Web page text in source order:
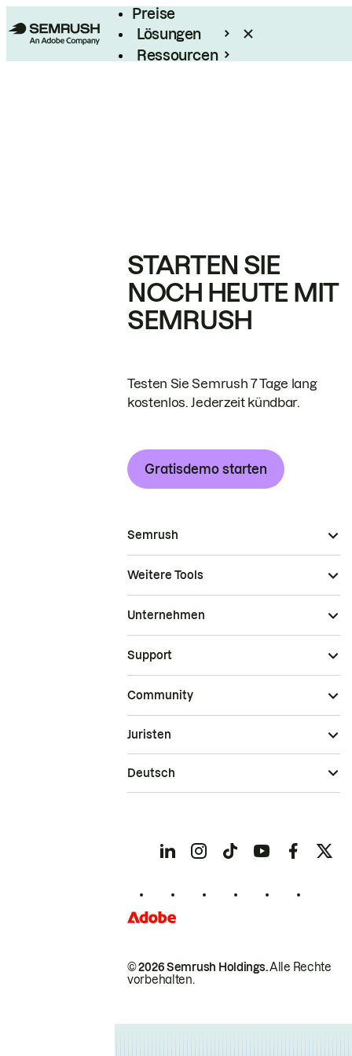
Preise
Lösungen
Ressourcen
STARTEN SIE
NOCH HEUTE MIT
SEMRUSH
Testen Sie Semrush 7 Tage lang
kostenlos. Jederzeit kündbar.
Gratisdemo starten
Semrush
Weitere Tools
Unternehmen
Support
Community
© 2026 Semrush Holdings.Alle Rechte
vorbehalten.
Juristen
Deutsch